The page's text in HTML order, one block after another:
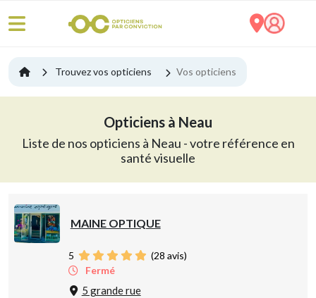
Trouvez vos opticiens Vos opticiens
Opticiens à Neau
Liste de nos opticiens à Neau - votre référence en
santé visuelle
MAINE OPTIQUE
5 (28 avis)
Fermé
5 grande rue